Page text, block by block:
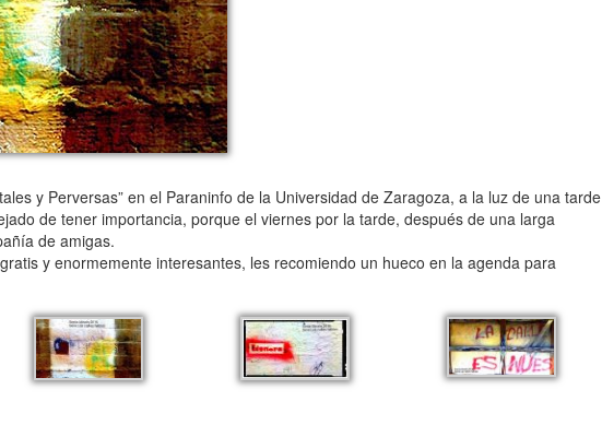
y Perversas” en el Paraninfo de la Universidad de Zaragoza, a la luz de una tarde
de tener importancia, porque el viernes por la tarde, después de una larga
de amigas.
y enormemente interesantes, les recomiendo un hueco en la agenda para